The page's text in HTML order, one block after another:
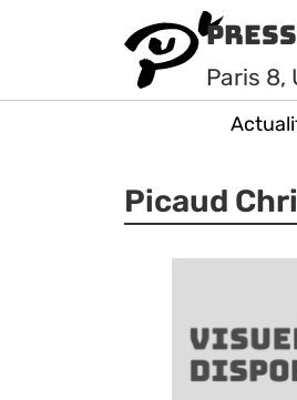
Paris 8,
Picaud